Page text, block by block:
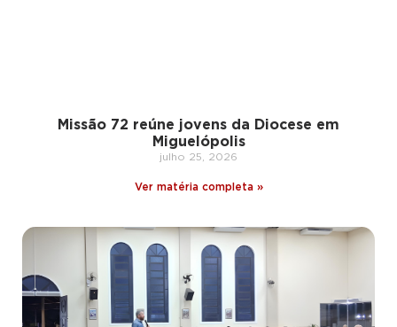
Missão 72 reúne jovens da Diocese em
Miguelópolis
julho 25, 2026
Ver matéria completa »